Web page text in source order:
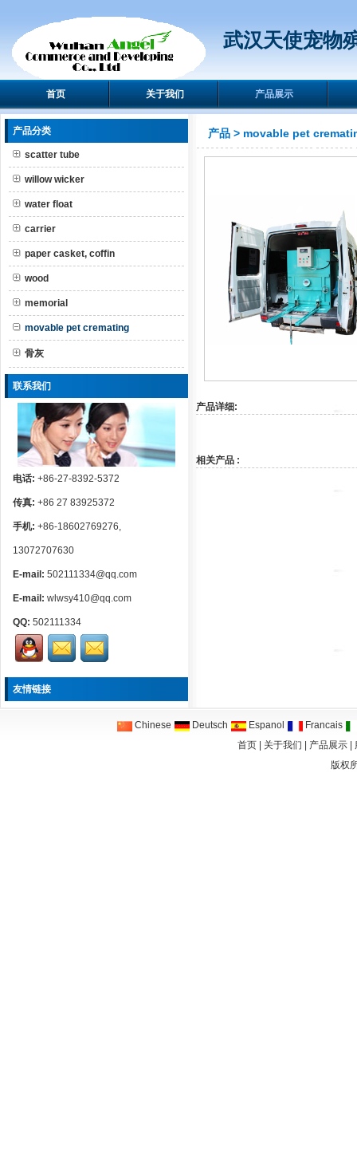
武汉天使宠
首页 关于我们 产品展示
产品分类
scatter tube
willow wicker
water float
carrier
paper casket, coffin
wood
memorial
movable pet cremating
骨灰
联系我们
电话: +86-27-8392-5372
传真: +86 27 83925372
手机: +86-18602769276,
13072707630
E-mail: 502111334@qq.com
E-mail: wlwsy410@qq.com
QQ: 502111334
友情链接
产品 > movable pet
产品详细:
相关产品 :
Chinese Deutsch Espanol
Francais
首页| 关于我们 产品展示|
版权